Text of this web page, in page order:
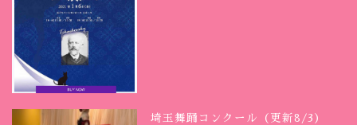
埼玉舞踊コンクール（更新8/3）